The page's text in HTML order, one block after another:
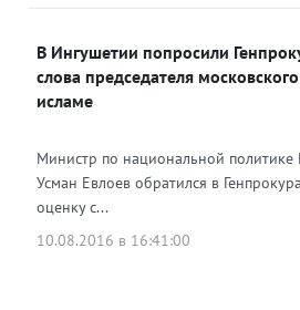
В Ингушетии попросили
слова председателя
исламе
Министр по национальной политике
Усман Евлоев обратился в
оценку с...
10.08.2016 в 16:41:00